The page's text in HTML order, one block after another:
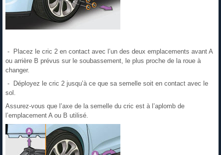
- Placez le cric 2 en contact avec l’un des deux emplacements avant A
ou arrière B prévus sur le soubassement, le plus proche de la roue à
changer.
- Déployez le cric 2 jusqu’à ce que sa semelle soit en contact avec le
sol.
Assurez-vous que l’axe de la semelle du cric est à l’aplomb de
l’emplacement A ou B utilisé.